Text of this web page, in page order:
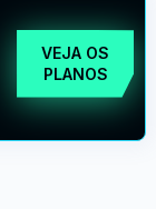
VEJA OS
PLANOS